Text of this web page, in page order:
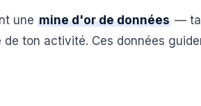
une mine d'or de données —
ton activité. Ces données